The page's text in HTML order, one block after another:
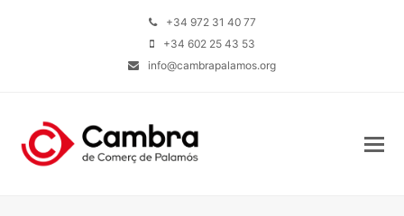
+34 972 31 40 77
+34 602 25 43 53
info@cambrapalamos.org